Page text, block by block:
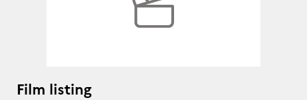
Film listing